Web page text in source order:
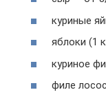
куриные
яблоки (1
куриное
филе